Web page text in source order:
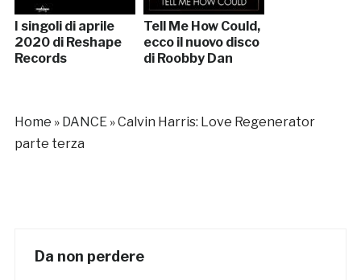
I singoli di aprile
2020 di Reshape
Records
Tell Me How Could,
ecco il nuovo disco
di Roobby Dan
Home » DANCE»Calvin Harris: Love Regenerator
parte terza
Da non perdere